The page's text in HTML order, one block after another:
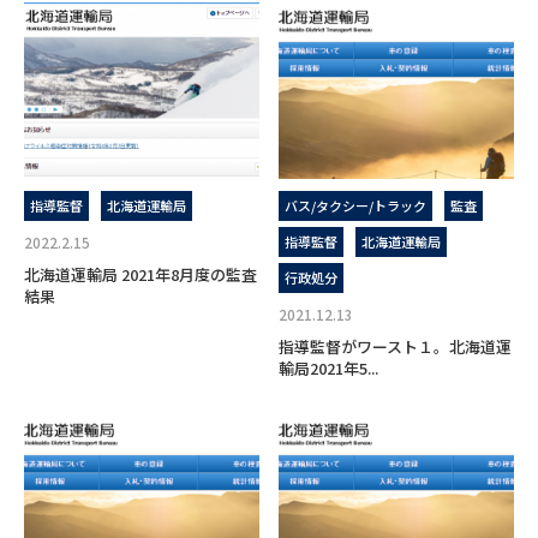
指導監督 北海道運輸局
2022.2.15
北海道運輸局 2021年8月度の監査
結果
バス/タクシー/トラック
監査
指導監督
北海道運輸局
行政処分
2021.12.13
指導監督がワースト１。北海道運
輸局2021年5...